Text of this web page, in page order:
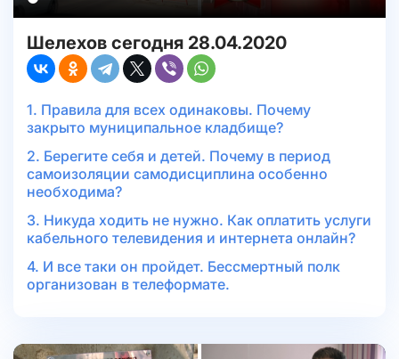
Шелехов сегодня 28.04.2020
1. Правила для всех одинаковы. Почему
закрыто муниципальное кладбище?
2. Берегите себя и детей. Почему в период
самоизоляции самодисциплина особенно
необходима?
3. Никуда ходить не нужно. Как оплатить услуги
кабельного телевидения и интернета онлайн?
4. И все таки он пройдет. Бессмертный полк
организован в телеформате.